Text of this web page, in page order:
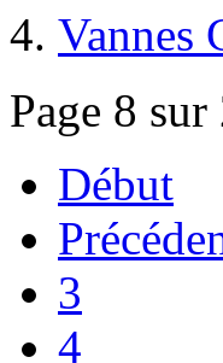
Page 8 sur
Début
3
4